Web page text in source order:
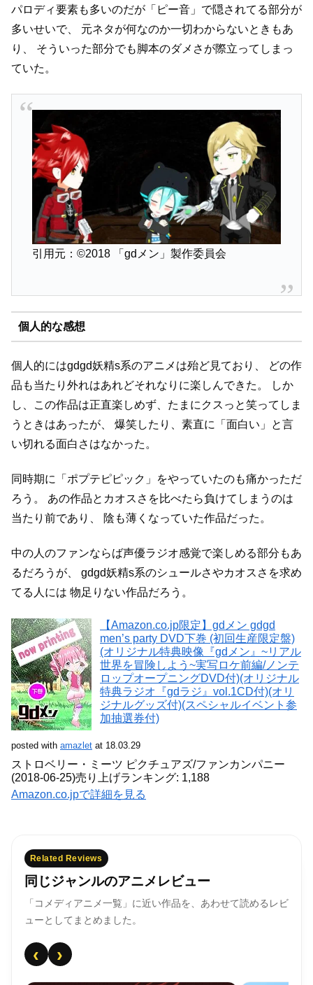
パロディ要素も多いのだが「ピー音」で隠されてる部分が
多いせいで、
元ネタが何なのか一切わからないときもあ
り、
そういった部分でも脚本のダメさが際立ってしまっ
ていた。
引用元：©2018 「gdメン」製作委員会
個人的な感想
個人的にはgdgd妖精s系のアニメは殆ど見ており、
どの作
品も当たり外れはあれどそれなりに楽しんできた。
しか
し、この作品は正直楽しめず、たまにクスっと笑ってしま
うときはあったが、
爆笑したり、素直に「面白い」と言
い切れる面白さはなかった。
同時期に「ポプテピピック」をやっていたのも痛かっただ
ろう。
あの作品とカオスさを比べたら負けてしまうのは
当たり前であり、
陰も薄くなっていた作品だった。
中の人のファンならば声優ラジオ感覚で楽しめる部分もあ
るだろうが、
gdgd妖精s系のシュールさやカオスさを求め
てる人には 物足りない作品だろう。
【Amazon.co.jp限定】gdメン gdgd
men’s party DVD下巻 (初回生産限定盤)
(オリジナル特典映像『gdメン』~リアル
世界を冒険しよう~実写ロケ前編/ノンテ
ロップオープニングDVD付)(オリジナル
特典ラジオ『gdラジ』vol.1CD付)(オリ
ジナルグッズ付)(スペシャルイベント参
加抽選券付)
posted with amazlet at 18.03.29
ストロベリー・ミーツ ピクチュアズ/ファンカンパニー
(2018-06-25)売り上げランキング: 1,188
Amazon.co.jpで詳細を見る
Related Reviews
同じジャンルのアニメレビュー
「コメディアニメ一覧」に近い作品を、あわせて読めるレビ
ューとしてまとめました。
‹ ›